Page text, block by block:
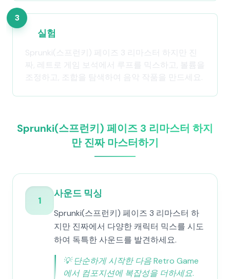
3
실험
Sprunki(스프런키) 페이즈 3 리마스터 하지만 진
짜, 레트로 게임 보석에서 루프를 믹스하고, 볼륨을
조정하고, 조합을 탐색하여 음악 작품을 만드세요.
Sprunki(스프런키) 페이즈 3 리마스터 하지
만 진짜 마스터하기
1
사운드 믹싱
Sprunki(스프런키) 페이즈 3 리마스터 하
지만 진짜에서 다양한 캐릭터 믹스를 시도
하여 독특한 사운드를 발견하세요.
💡단순하게 시작한 다음 Retro Game
에서 컴포지션에 복잡성을 더하세요.